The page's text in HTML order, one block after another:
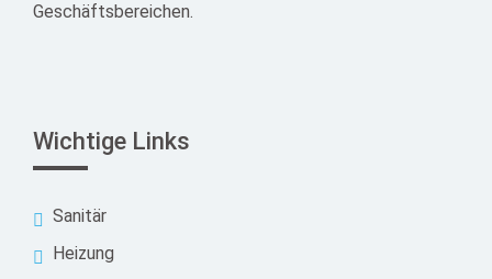
Geschäftsbereichen.
Wichtige Links
Sanitär
Heizung